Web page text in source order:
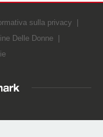
sulla privacy
Delle Donne